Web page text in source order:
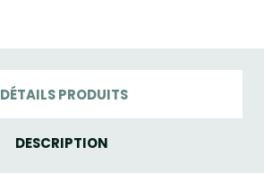
DÉTAILS PRODUITS
DESCRIPTION